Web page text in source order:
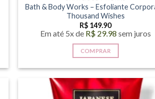
Bath & Body Works – Esfoliante
Thousand Wishes
R$ 149.90
Em até 5x de R$29.98 sem juros
COMPRAR